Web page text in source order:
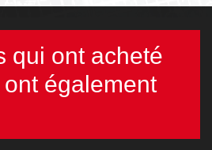
qui ont acheté
également